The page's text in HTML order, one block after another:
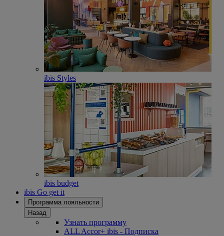
ibis Styles
ibis budget
ibis Go get it
Программа лояльности
Назад
Узнать программу
ALL Accor+ ibis - Подписка